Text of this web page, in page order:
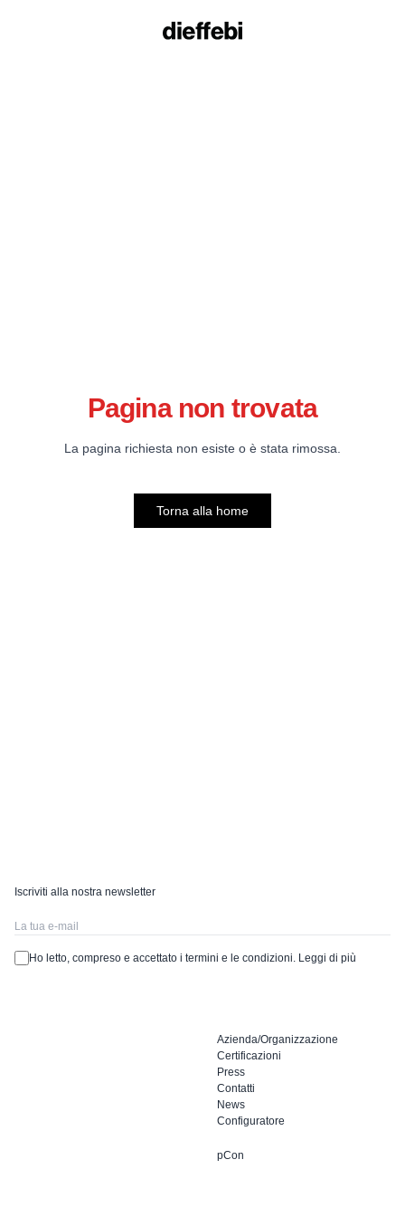
Pagina non trovata
La pagina richiesta non esiste o è stata rimossa.
Torna alla home
Azienda/Organizzazione
Certificazioni
Press
Contatti
News
Configuratore
pCon
Iscriviti alla nostra newsletter
Ho letto, compreso e accettato i termini e le condizioni. Leggi di più